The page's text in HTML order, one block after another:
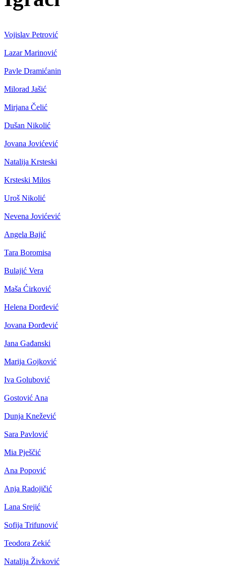
Vojislav Petrović
Lazar Marinović
Pavle Dramićanin
Milorad Jašić
Mirjana Čelić
Dušan Nikolić
Jovana Jovićević
Natalija Krsteski
Krsteski Milos
Uroš Nikolić
Nevena Jovićević
Angela Bajić
Tara Boromisa
Bulajić Vera
Maša Ćirković
Helena Đorđević
Jovana Đorđević
Jana Gađanski
Marija Gojković
Iva Golubović
Gostović Ana
Dunja Knežević
Sara Pavlović
Mia Pješčić
Ana Popović
Anja Radojičić
Lana Srejić
Sofija Trifunović
Teodora Zekić
Natalija Živković